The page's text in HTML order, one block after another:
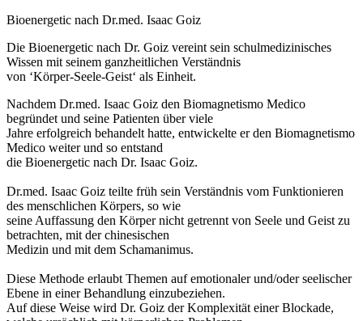
Bioenergetic nach Dr.med. Isaac Goiz
Die Bioenergetic nach Dr. Goiz vereint sein schulmedizinisches
Wissen mit seinem ganzheitlichen Verständnis
von ‘Körper-Seele-Geist‘ als Einheit.
Nachdem Dr.med. Isaac Goiz den Biomagnetismo Medico
begründet und seine Patienten über viele
Jahre erfolgreich behandelt hatte, entwickelte er den Biomagnetismo
Medico weiter und so entstand
die Bioenergetic nach Dr. Isaac Goiz.
Dr.med. Isaac Goiz teilte früh sein Verständnis vom Funktionieren
des menschlichen Körpers, so wie
seine Auffassung den Körper nicht getrennt von Seele und Geist zu
betrachten, mit der chinesischen
Medizin und mit dem Schamanimus.
Diese Methode erlaubt Themen auf emotionaler und/oder seelischer
Ebene in einer Behandlung einzubeziehen.
Auf diese Weise wird Dr. Goiz der Komplexität einer Blockade,